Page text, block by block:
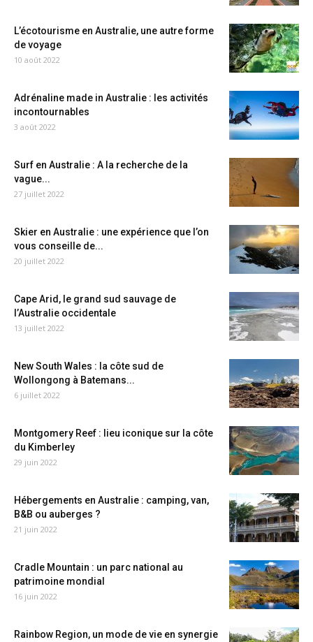
L’écotourisme en Australie, une autre forme
de voyage
10 août 2022
Adrénaline made in Australie : les activités
incontournables
3 août 2022
Surf en Australie : A la recherche de la
vague...
27 juillet 2022
Skier en Australie : une expérience que l’on
vous conseille de...
20 juillet 2022
Cape Arid, le grand sud sauvage de
l’Australie occidentale
13 juillet 2022
New South Wales : la côte sud de
Wollongong à Batemans...
6 juillet 2022
Montgomery Reef : lieu iconique sur la côte
du Kimberley
29 juin 2022
Hébergements en Australie : camping, van,
B&B ou auberges ?
21 juin 2022
Cradle Mountain : un parc national au
patrimoine mondial
16 juin 2022
Rainbow Region, un mode de vie en synergie